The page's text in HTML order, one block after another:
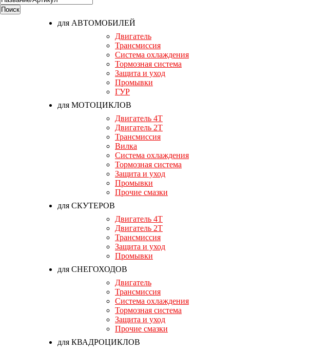
для АВТОМОБИЛЕЙ
Двигатель
Трансмиссия
Система охлаждения
Тормозная система
Защита и уход
Промывки
ГУР
для МОТОЦИКЛОВ
Двигатель 4T
Двигатель 2T
Трансмиссия
Вилка
Система охлаждения
Тормозная система
Защита и уход
Промывки
Прочие смазки
для СКУТЕРОВ
Двигатель 4T
Двигатель 2T
Трансмиссия
Защита и уход
Промывки
для СНЕГОХОДОВ
Двигатель
Трансмиссия
Система охлаждения
Тормозная система
Защита и уход
Прочие смазки
для КВАДРОЦИКЛОВ